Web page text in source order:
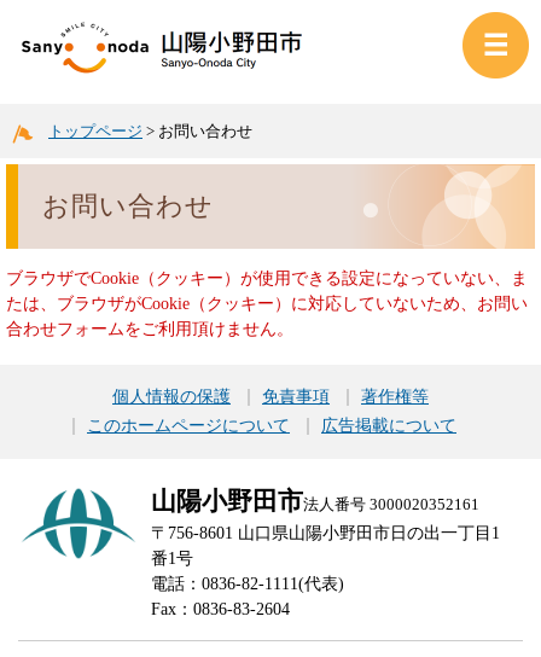
トップページ > お問い合わせ
お問い合わせ
ブラウザでCookie（クッキー）が使用できる設定になっていない、ま
たは、ブラウザがCookie（クッキー）に対応していないため、お問い
合わせフォームをご利用頂けません。
個人情報の保護 免責事項
著作権等
このホームページについて
広告掲載について
山陽小野田市法人番号 3000020352161
〒756-8601 山口県山陽小野田市日の出一丁目1
番1号
電話：0836-82-1111(代表)
Fax：0836-83-2604